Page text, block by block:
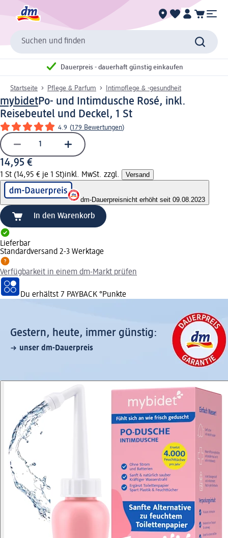
Suchen und finden
Dauerpreis - dauerhaft günstig einkaufen
Startseite Pflege & Parfum Intimpflege & -gesundheit
mybidetPo- und Intimdusche Rosé, inkl.
Reisebeutel und Deckel, 1 St
4.9 (179 Bewertungen)
14,95 €
1 St (14,95 € je 1 St)inkl. MwSt. zzgl. Versand
dm-Dauerpreisnicht erhöht seit 09.08.2023
In den Warenkorb
Lieferbar
Standardversand 2-3 Werktage
Verfügbarkeit in einem dm-Markt prüfen
Du erhältst 7 PAYBACK °Punkte
Gestern, heute, immer günstig:
unser dm-Dauerpreis